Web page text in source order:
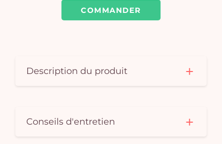
COMMANDER
Description du produit
Conseils d'entretien